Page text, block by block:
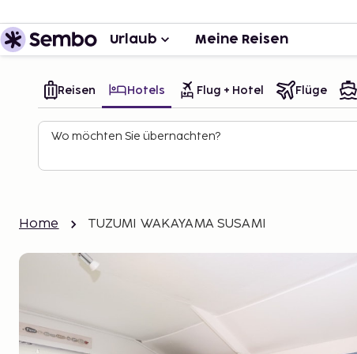
Urlaub Meine Reisen
Reisen Hotels Flug + Hotel Flüge
Wo möchten Sie übernachten?
Home TUZUMI WAKAYAMA SUSAMI